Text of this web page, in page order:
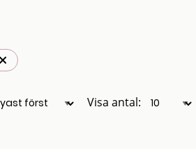
Visa antal: